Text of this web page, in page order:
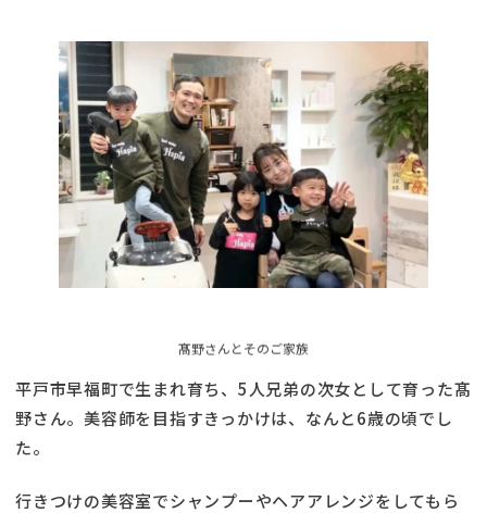
髙野さんとそのご家族
平戸市早福町で生まれ育ち、5人兄弟の次女として育った髙
野さん。美容師を目指すきっかけは、なんと6歳の頃でし
た。
行きつけの美容室でシャンプーやヘアアレンジをしてもら